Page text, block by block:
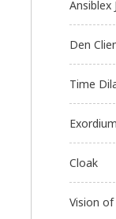
Ansiblex
Den
Time
Exordium
Cloak
Vision